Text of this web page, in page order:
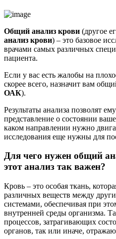
Общий анализ крови (другое
анализ крови) – это базовое
врачами самых различных
пациента.
Если у вас есть жалобы на
скорее всего, назначит вам
ОАК).
Результаты анализа позволят
представление о состоянии
каком направлении нужно
исследования еще нужны для
Для чего нужен общий
этот анализ так важен?
Кровь – это особая ткань,
различных веществ между
системами, обеспечивая при
внутренней среды организма.
процессов, затрагивающих
органов, так или иначе,